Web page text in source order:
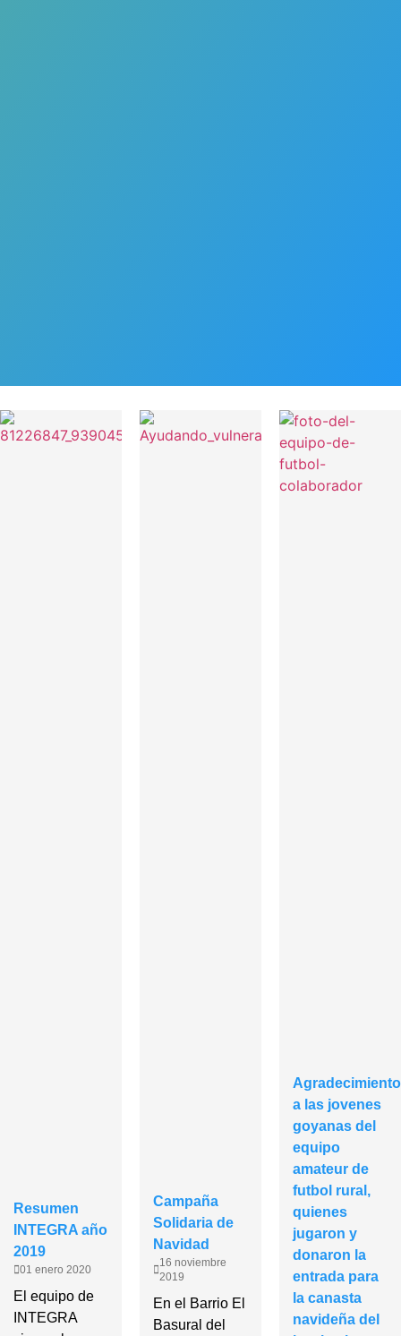
Resumen
INTEGRA año
2019
01 enero 2020
El equipo de
INTEGRA
Campaña
Solidaria de
Navidad
16 noviembre
2019
En el Barrio El
Basural del
Agradecimiento
a las jovenes
goyanas del
equipo
amateur de
futbol rural,
quienes
jugaron y
donaron la
entrada para
la canasta
navideña del